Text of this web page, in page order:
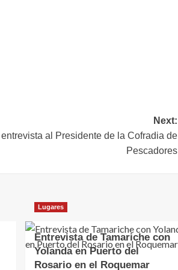
Next:
al Presidente de la Cofradia de
Pescadores
Lugares
Entrevista de Tamariche con
Yolanda en Puerto del
Rosario en el Roquemar